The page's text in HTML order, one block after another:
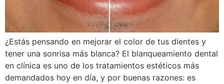
¿Estás pensando en mejorar el color de tus dientes y
tener una sonrisa más blanca? El blanqueamiento dental
en clínica es uno de los tratamientos estéticos más
demandados hoy en día, y por buenas razones: es